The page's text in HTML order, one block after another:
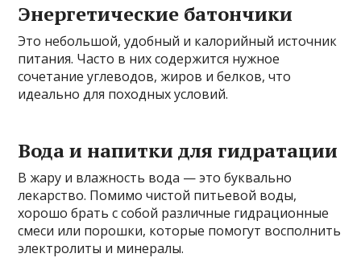
Энергетические батончики
Это небольшой, удобный и калорийный источник
питания. Часто в них содержится нужное
сочетание углеводов, жиров и белков, что
идеально для походных условий.
Вода и напитки для гидратации
В жару и влажность вода — это буквально
лекарство. Помимо чистой питьевой воды,
хорошо брать с собой различные гидрационные
смеси или порошки, которые помогут восполнить
электролиты и минералы.